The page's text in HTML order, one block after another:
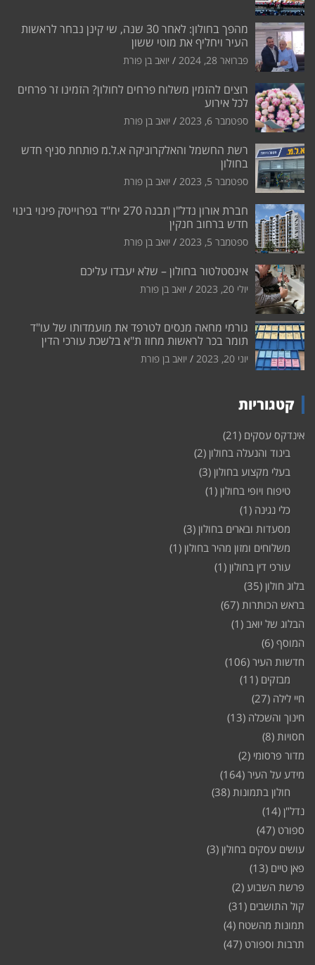
מהפך בחולון: לאחר 30 שנה, שי קינן נבחר לראשות
העיר ויחליף את מוטי ששון
פברואר 28, 2024 יואב בן פורת
רוצים להזמין משלוח פרחים לחולון? הזמינו זר פרחים
לכל אירוע
ספטמבר 6, 2023 יואב בן פורת
רשת החשמל והאלקרוניקה א.ל.מ פותחת סניף חדש
בחולון
ספטמבר 5, 2023 יואב בן פורת
חברת אורון נדל"ן תבנה 270 יח"ד בפרוייטק פינוי בינוי
חדש ברחוב חנקין
ספטמבר 5, 2023 יואב בן פורת
אינסטלטור בחולון – שלא יעבדו עליכם
יולי 20, 2023 יואב בן פורת
גורמי מחאה מנסים לטרפד את מועמדותו של עו"ד
תומר בכר לראשות מחוז ת"א בלשכת עורכי הדין
יוני 20, 2023 יואב בן פורת
קטגוריות
אינדקס עסקים (21)
ביגוד והנעלה בחולון (2)
בעלי מקצוע בחולון (3)
טיפוח ויופי בחולון (1)
כלי נגינה (1)
מסעדות ובארים בחולון (3)
משלוחים ומזון מהיר בחולון (1)
עורכי דין בחולון (1)
בלוג חולון (35)
בראש הכותרות (67)
הבלוג של יואב (1)
המוסף (6)
חדשות העיר (106)
מבזקים (11)
חיי לילה (27)
חינוך והשכלה (13)
חסויות (8)
מדור פרסומי (2)
מידע על העיר (164)
חולון בתמונות (38)
נדל"ן (14)
ספורט (47)
עושים עסקים בחולון (3)
פאן טיים (13)
פרשת השבוע (2)
קול התושבים (31)
תמונות מהשטח (4)
תרבות וספורט (47)